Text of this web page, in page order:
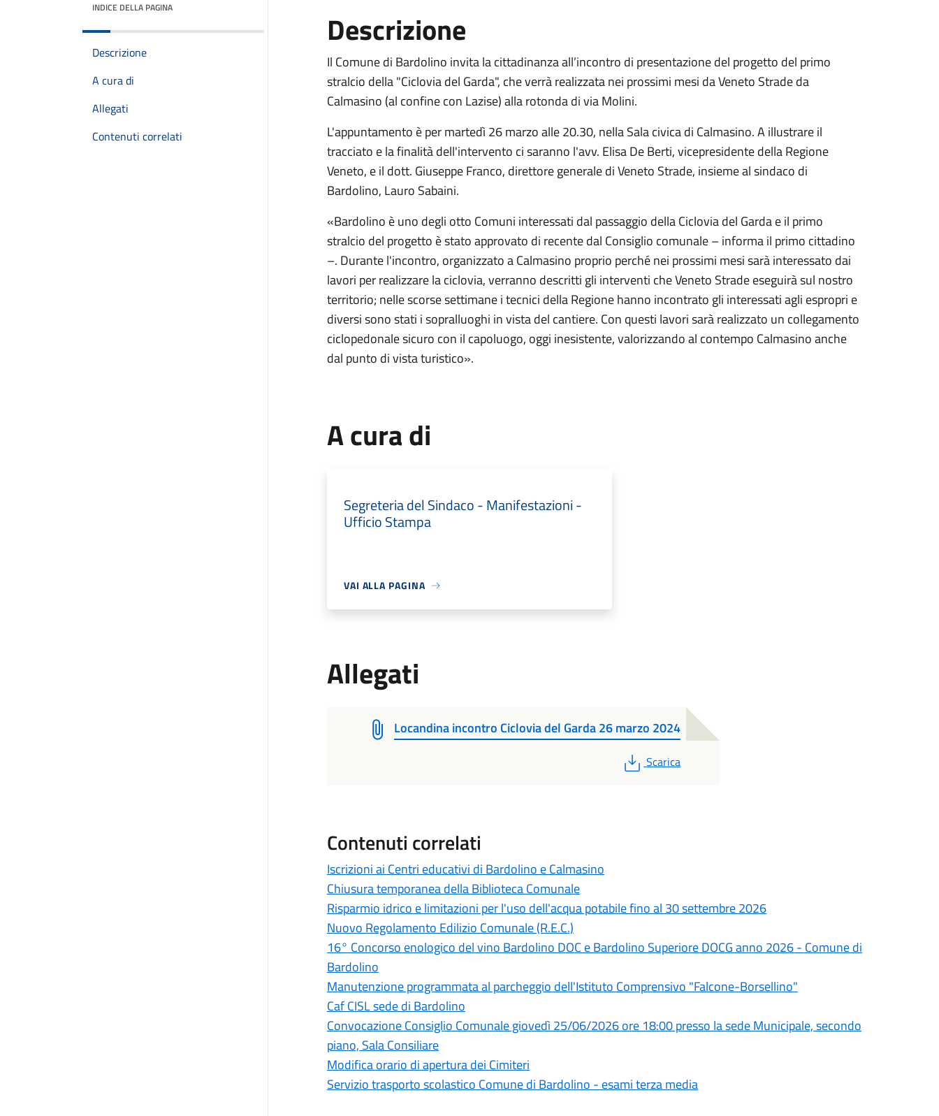
INDICE DELLA PAGINA
Descrizione
A cura di
Allegati
Contenuti correlati
Descrizione
Il Comune di Bardolino invita la cittadinanza all’incontro di presentazione del progetto del primo
stralcio della "Ciclovia del Garda", che verrà realizzata nei prossimi mesi da Veneto Strade da
Calmasino (al confine con Lazise) alla rotonda di via Molini.
L'appuntamento è per martedì 26 marzo alle 20.30, nella Sala civica di Calmasino. A illustrare il
tracciato e la finalità dell'intervento ci saranno l'avv. Elisa De Berti, vicepresidente della Regione
Veneto, e il dott. Giuseppe Franco, direttore generale di Veneto Strade, insieme al sindaco di
Bardolino, Lauro Sabaini.
«Bardolino è uno degli otto Comuni interessati dal passaggio della Ciclovia del Garda e il primo
stralcio del progetto è stato approvato di recente dal Consiglio comunale – informa il primo cittadino
–. Durante l'incontro, organizzato a Calmasino proprio perché nei prossimi mesi sarà interessato dai
lavori per realizzare la ciclovia, verranno descritti gli interventi che Veneto Strade eseguirà sul nostro
territorio; nelle scorse settimane i tecnici della Regione hanno incontrato gli interessati agli espropri e
diversi sono stati i sopralluoghi in vista del cantiere. Con questi lavori sarà realizzato un collegamento
ciclopedonale sicuro con il capoluogo, oggi inesistente, valorizzando al contempo Calmasino anche
dal punto di vista turistico».
A cura di
Segreteria del Sindaco - Manifestazioni -
Ufficio Stampa
VAI ALLA PAGINA
Allegati
Locandina incontro Ciclovia del Garda 26 marzo 2024
PDF
Scarica
Contenuti correlati
Iscrizioni ai Centri educativi di Bardolino e Calmasino
Chiusura temporanea della Biblioteca Comunale
Risparmio idrico e limitazioni per l'uso dell'acqua potabile fino al 30 settembre 2026
Nuovo Regolamento Edilizio Comunale (R.E.C.)
16° Concorso enologico del vino Bardolino DOC e Bardolino Superiore DOCG anno 2026 - Comune di
Bardolino
Manutenzione programmata al parcheggio dell'Istituto Comprensivo "Falcone-Borsellino"
Caf CISL sede di Bardolino
Convocazione Consiglio Comunale giovedì 25/06/2026 ore 18:00 presso la sede Municipale, secondo
piano, Sala Consiliare
Modifica orario di apertura dei Cimiteri
Servizio trasporto scolastico Comune di Bardolino - esami terza media